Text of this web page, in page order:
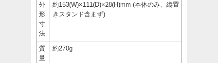
外
形
寸
法
約153(W)×111(D)×28(H)mm (本体のみ、縦置
きスタンド含まず)
質
量
約270g